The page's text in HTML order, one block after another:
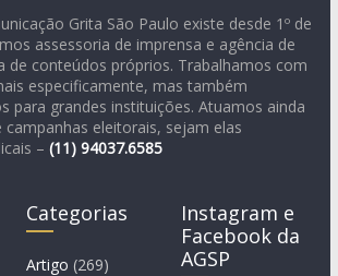
Grita São Paulo existe desde 1º de
assessoria de imprensa e agência de
de conteúdos próprios. Trabalhamos com
especificamente, mas também
para grandes instituições. Atuamos ainda
campanhas eleitorais, sejam elas
– (11) 94037.6585
Categorias
Artigo (269)
Instagram e
Facebook da
AGSP